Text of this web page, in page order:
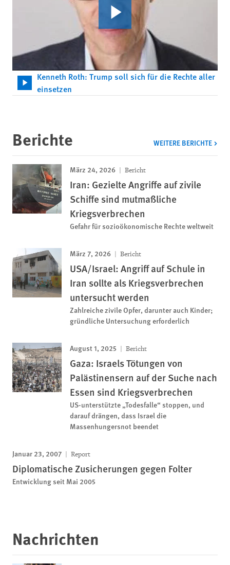
Kenneth Roth: Trump soll sich für die Rechte aller
einsetzen
Berichte WEITERE BERICHTE
März 24, 2026 Bericht
Iran: Gezielte Angriffe auf zivile
Schiffe sind mutmaßliche
Kriegsverbrechen
Gefahr für sozioökonomische Rechte weltweit
März 7, 2026 Bericht
USA/Israel: Angriff auf Schule in
Iran sollte als Kriegsverbrechen
untersucht werden
Zahlreiche zivile Opfer, darunter auch Kinder;
gründliche Untersuchung erforderlich
August 1, 2025 Bericht
Gaza: Israels Tötungen von
Palästinensern auf der Suche nach
Essen sind Kriegsverbrechen
US-unterstützte „Todesfalle“ stoppen, und
darauf drängen, dass Israel die
Massenhungersnot beendet
Januar 23, 2007 Report
Diplomatische Zusicherungen gegen Folter
Entwicklung seit Mai 2005
Nachrichten